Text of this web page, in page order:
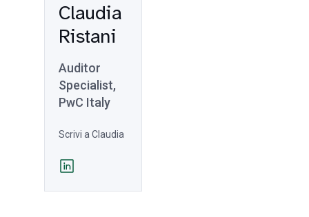
Claudia
Ristani
Auditor
Specialist,
PwC Italy
Scrivi a Claudia